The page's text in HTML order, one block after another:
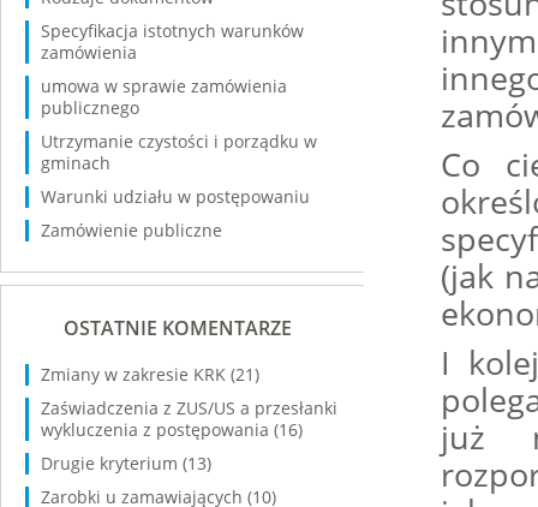
Co
(jak
I
już
Specyfikacja istotnych warunków
zamówienia
umowa w sprawie zamówienia
publicznego
Utrzymanie czystości i porządku w
gminach
Warunki udziału w postępowaniu
Zamówienie publiczne
OSTATNIE KOMENTARZE
Zmiany w zakresie KRK (21)
Zaświadczenia z ZUS/US a przesłanki
wykluczenia z postępowania (16)
Drugie kryterium (13)
Zarobki u zamawiających (10)